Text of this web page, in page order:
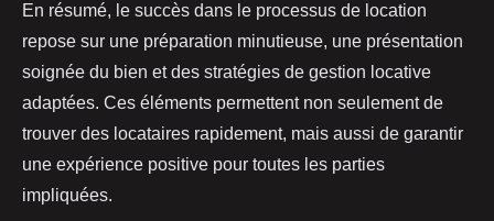
En résumé, le succès dans le processus de location
repose sur une préparation minutieuse, une présentation
soignée du bien et des stratégies de gestion locative
adaptées. Ces éléments permettent non seulement de
trouver des locataires rapidement, mais aussi de garantir
une expérience positive pour toutes les parties
impliquées.